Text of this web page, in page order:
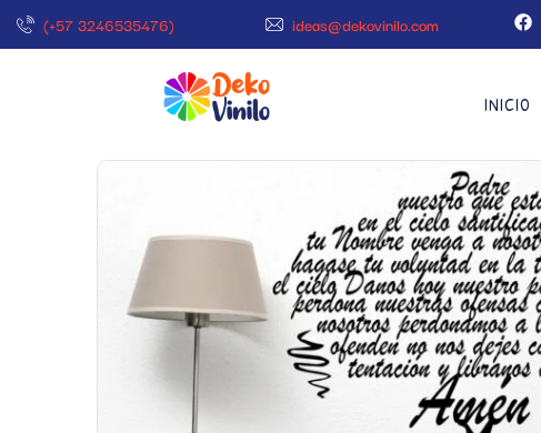
(+57 3246535476) ideas@dekovinilo.com
INICIO